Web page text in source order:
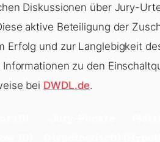
Diskussionen über Jury-
aktive Beteiligung der
Erfolg und zur Langlebigkeit
zu den
bei DWDL.de.